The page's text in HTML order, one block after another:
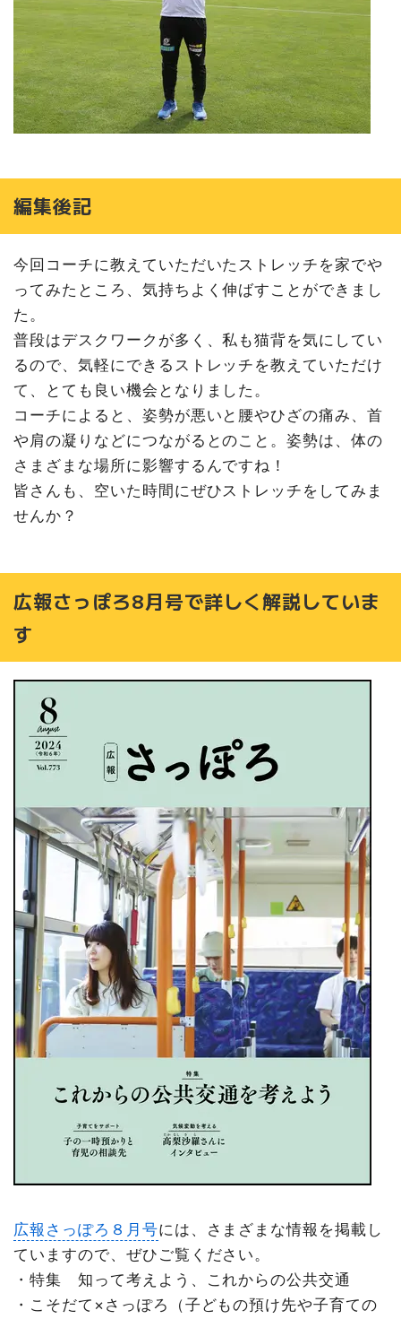
編集後記
今回コーチに教えていただいたストレッチを家でや
ってみたところ、気持ちよく伸ばすことができまし
た。
普段はデスクワークが多く、私も猫背を気にしてい
るので、気軽にできるストレッチを教えていただけ
て、とても良い機会となりました。
コーチによると、姿勢が悪いと腰やひざの痛み、首
や肩の凝りなどにつながるとのこと。姿勢は、体の
さまざまな場所に影響するんですね！
皆さんも、空いた時間にぜひストレッチをしてみま
せんか？
広報さっぽろ8月号で詳しく解説していま
す
広報さっぽろ８月号には、さまざまな情報を掲載し
ていますので、ぜひご覧ください。
・特集 知って考えよう、これからの公共交通
・こそだて×さっぽろ（子どもの預け先や子育ての